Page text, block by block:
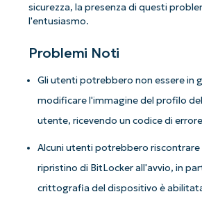
sicurezza, la presenza di questi
l'entusiasmo.
Problemi Noti
Gli utenti potrebbero non essere in
modificare l'immagine del profilo
utente, ricevendo un codice di
Alcuni utenti potrebbero riscontrare
ripristino di BitLocker all'avvio, in
crittografia del dispositivo è